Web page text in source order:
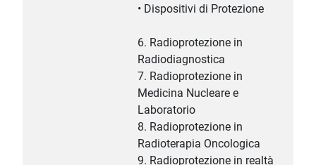
• Dispositivi di Protezione
6. Radioprotezione in
Radiodiagnostica
7. Radioprotezione in
Medicina Nucleare e
Laboratorio
8. Radioprotezione in
Radioterapia Oncologica
9. Radioprotezione in realtà